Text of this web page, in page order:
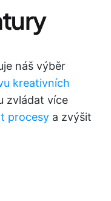
náš výběr
kreativních
zvládat více
procesy a zvýšit